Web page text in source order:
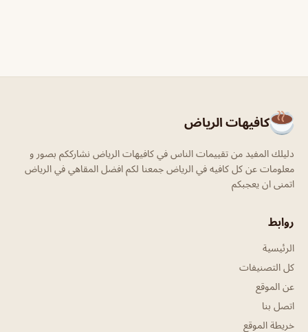
كافيهات الرياض
دليلك المفيد من تقييمات الناس في كافيهات الرياض نشارككم بصور و
معلومات عن كل كافيه في الرياض جمعنا لكم افضل المقاهي في الرياض
اتمنى ان يعجبكم
روابط
الرئيسية
كل التصنيفات
عن الموقع
اتصل بنا
خريطة الموقع